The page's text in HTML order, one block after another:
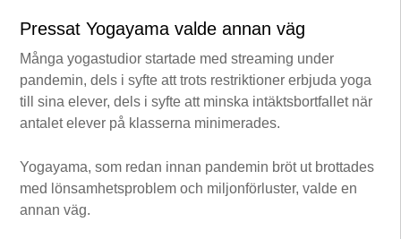
Pressat Yogayama valde annan väg
Många yogastudior startade med streaming under
pandemin, dels i syfte att trots restriktioner erbjuda yoga
till sina elever, dels i syfte att minska intäktsbortfallet när
antalet elever på klasserna minimerades.
Yogayama, som redan innan pandemin bröt ut brottades
med lönsamhetsproblem och miljonförluster, valde en
annan väg.